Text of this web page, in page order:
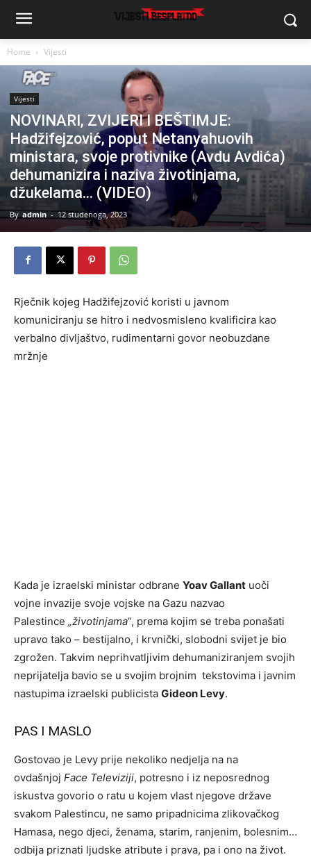
Home Vijesti
Vijesti
NOVINARI, ZVIJERI I BEŠTIMJE:
Hadžifejzović, poput Netanyahuovih
ministara, svoje protivnike (Avdu Avdića)
dehumanizira i naziva životinjama,
džukelama… (VIDEO)
By admin - 12 studenoga, 2023
Rječnik kojeg Hadžifejzović koristi u javnom
komuniciranju se hitro i nedvosmisleno kvalificira kao
verbalno divljaštvo, rudimentarni govor neobuzdane
mržnje
Kada je izraelski ministar odbrane Yoav Gallant uoči
vojne invazije svoje vojske na Gazu nazvao
Palestince „životinjama“, prema kojim se treba ponašati
upravo tako – bestijalno, i krvnički, slobodni svijet je bio
zgrožen. Takvim neprihvatljivim dehumaniziranjem svojih
neprijatelja bavio se u svojim brojnim tekstovima i javnim
nastupima izraelski publicista Gideon Levy.
PAS I MASLO
Gostovao je Levy prije nekoliko nedjelja na na
ovdašnjoj Face Televiziji, potresno i iz neposrednog
iskustva govorio o ratu u kojem vlast njegove države
svakom Palestincu, ne samo pripadnicima zlikovačkog
Hamasa, nego djeci, ženama, starim, ranjenim, bolesnim…
odbija priznati ljudske atribute i prava, pa i ono na život.